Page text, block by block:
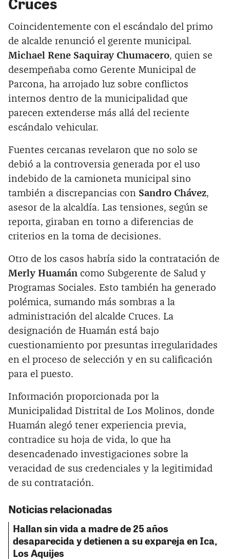
Coincidentemente con el escándalo del primo
de alcalde renunció el gerente municipal.
Michael Rene Saquiray Chumacero, quien se
desempeñaba como Gerente Municipal de
Parcona, ha arrojado luz sobre conflictos
internos dentro de la municipalidad que
parecen extenderse más allá del reciente
escándalo vehicular.
Fuentes cercanas revelaron que no solo se
debió a la controversia generada por el uso
indebido de la camioneta municipal sino
también a discrepancias con Sandro Chávez,
asesor de la alcaldía. Las tensiones, según se
reporta, giraban en torno a diferencias de
criterios en la toma de decisiones.
Otro de los casos habría sido la contratación de
Merly Huamán como Subgerente de Salud y
Programas Sociales. Esto también ha generado
polémica, sumando más sombras a la
administración del alcalde Cruces. La
designación de Huamán está bajo
cuestionamiento por presuntas irregularidades
en el proceso de selección y en su calificación
para el puesto.
Información proporcionada por la
Municipalidad Distrital de Los Molinos, donde
Huamán alegó tener experiencia previa,
contradice su hoja de vida, lo que ha
desencadenado investigaciones sobre la
veracidad de sus credenciales y la legitimidad
de su contratación.
Noticias relacionadas
Hallan sin vida a madre de 25 años
desaparecida y detienen a su expareja en Ica,
Los Aquijes